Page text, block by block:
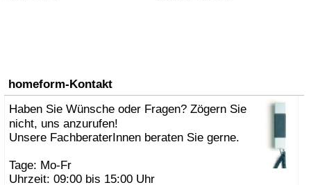
homeform-Kontakt
Haben Sie Wünsche oder Fragen? Zögern Sie
nicht, uns anzurufen!
Unsere FachberaterInnen beraten Sie gerne.
Tage: Mo-Fr
Uhrzeit: 09:00 bis 15:00 Uhr